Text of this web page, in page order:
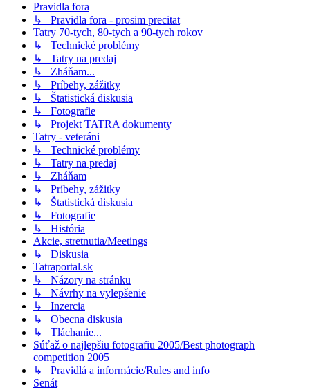
Pravidla fora
↳ Pravidla fora - prosim precitat
Tatry 70-tych, 80-tych a 90-tych rokov
↳ Technické problémy
↳ Tatry na predaj
↳ Zháňam...
↳ Príbehy, zážitky
↳ Štatistická diskusia
↳ Fotografie
↳ Projekt TATRA dokumenty
Tatry - veteráni
↳ Technické problémy
↳ Tatry na predaj
↳ Zháňam
↳ Príbehy, zážitky
↳ Štatistická diskusia
↳ Fotografie
↳ História
Akcie, stretnutia/Meetings
↳ Diskusia
Tatraportal.sk
↳ Názory na stránku
↳ Návrhy na vylepšenie
↳ Inzercia
↳ Obecna diskusia
↳ Tláchanie...
Súťaž o najlepšiu fotografiu 2005/Best photograph
competition 2005
↳ Pravidlá a informácie/Rules and info
Senát